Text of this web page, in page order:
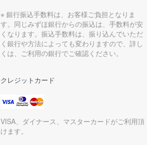
※ 銀行振込手数料は、お客様ご負担となりま
す。同じみずほ銀行からの振込は、手数料が安
くなります。振込手数料は、振り込んでいただ
く銀行や方法によっても変わりますので、詳し
くは、ご利用の銀行でご確認ください。
クレジットカード
VISA、ダイナース、マスターカードがご利用頂
けます。